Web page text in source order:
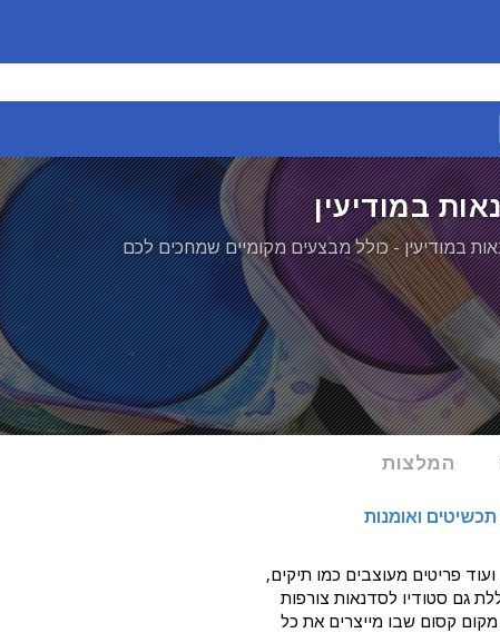
במודיעין
במודיעין - כולל מבצעים מקומיים שמחכים לכם
המלצות
ועוד פריטים מעוצבים כמו תיקים,
גם סטודיו לסדנאות צורפות
מקום קסום שבו מייצרים את כל